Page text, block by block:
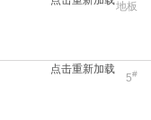
地板
点击重新加载
5#